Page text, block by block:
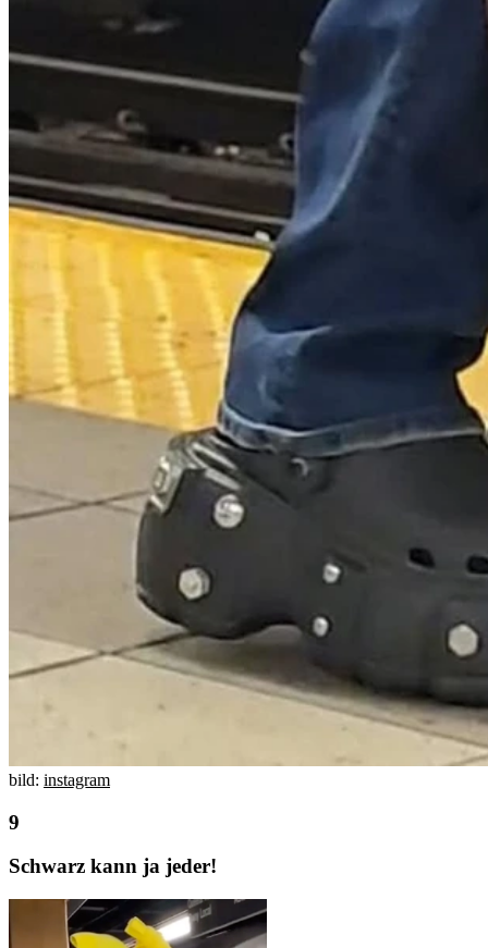
bild: instagram
Schwarz kann ja jeder!